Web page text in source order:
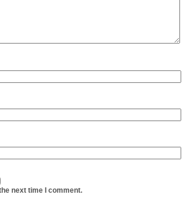
next time I comment.